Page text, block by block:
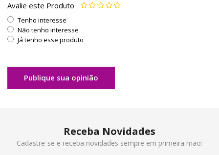
Avalie este Produto
Tenho interesse
Não tenho interesse
Já tenho esse produto
Publique sua opinião
Receba Novidades
Cadastre-se e receba novidades sempre em primeira mão: